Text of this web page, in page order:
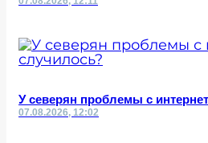
У северян проблемы с
07.08.2026, 12:02